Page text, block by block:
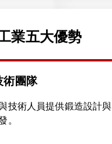
業五大優勢
術團隊
技術人員提供鍛造設計與
。